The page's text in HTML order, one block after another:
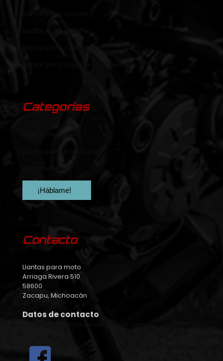
Llantas para chopper/custoom
Categorías
¡Háblame!
Contacto
Llantas para moto
Arriaga Rivera 510
58600
Zacapu, Michoacán
Datos de contacto